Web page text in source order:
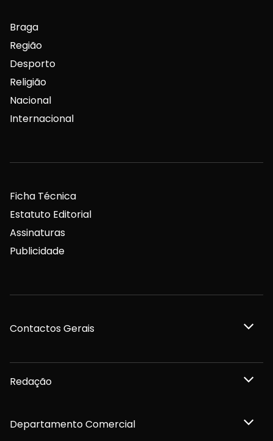
Braga
Região
Desporto
Religião
Nacional
Internacional
Ficha Técnica
Estatuto Editorial
Assinaturas
Publicidade
Contactos Gerais
Redação
Departamento Comercial